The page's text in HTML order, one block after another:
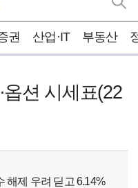
권 산업·IT 부동산
옵션 시세표(22
해제 우려 딛고 6.14%